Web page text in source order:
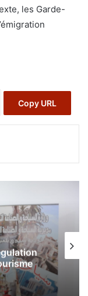
les Garde-
Copy URL